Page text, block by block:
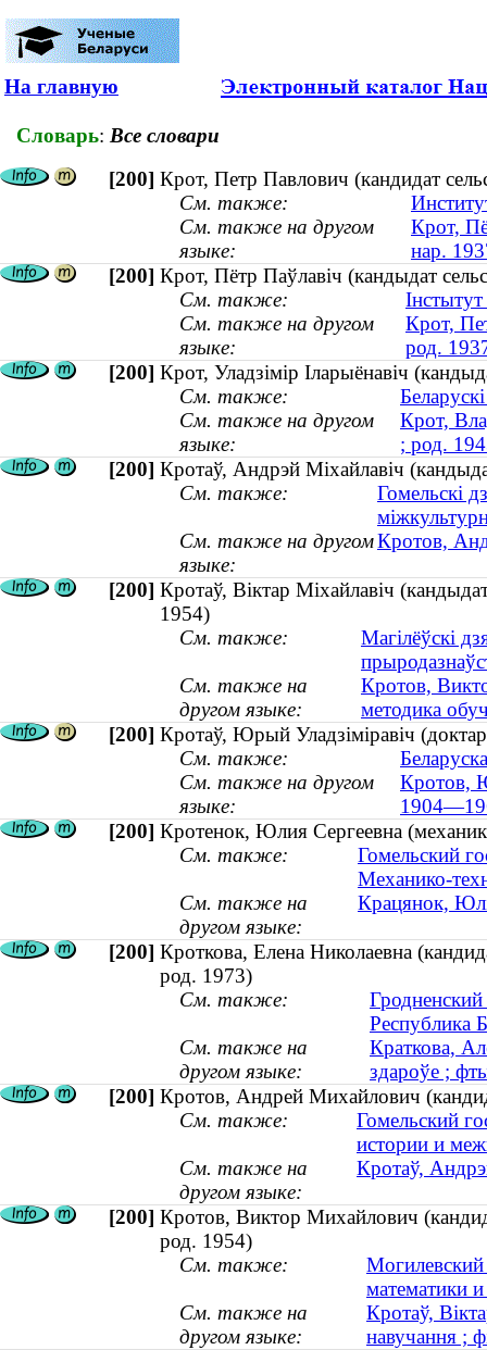
На главную
Словарь: Все словари
[200] Крот, Петр Павлович (кандидат
См. также:
См. также на другом
языке:
Крот,
нар.
[200] Крот, Пётр Паўлавіч (кандыдат
См. также:
См. также на другом
языке:
Крот,
род.
[200] Крот, Уладзiмiр Iларыёнавiч
См. также:
См. также на другом
языке:
Крот,
; род.
[200] Кротаў, Андрэй Міхайлавіч
См. также:
Гомельскі
См. также на другом
языке:
Кротов,
[200] Кротаў, Віктар Міхайлавіч
1954)
См. также:
Магілёўскі
См. также на
другом языке:
Кротов,
методика
[200] Кротаў, Юрый Уладзіміравіч
См. также:
См. также на другом
языке:
Кротов,
[200] Кротенок, Юлия Сергеевна
См. также:
Гомельский
Механико-
См. также на
другом языке:
Крацянок,
[200] Кроткова, Елена Николаевна
род. 1973)
См. также:
Республика
См. также на
другом языке:
Краткова,
здароўе ;
[200] Кротов, Андрей Михайлович
См. также:
Гомельский
истории и
См. также на
другом языке:
Кротаў,
[200] Кротов, Виктор Михайлович
род. 1954)
См. также:
математики и
См. также на
другом языке:
Кротаў,
навучання ;